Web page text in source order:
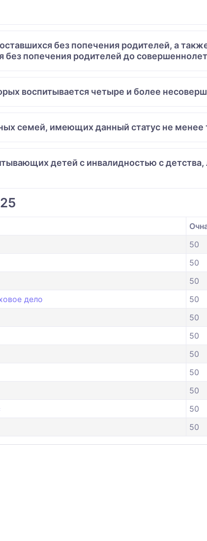
без попечения родителей, а
попечения родителей до
воспитывается четыре и более
семей, имеющих данный статус не менее
детей с инвалидностью с
50
50
50
дело
50
50
50
50
50
50
50
50